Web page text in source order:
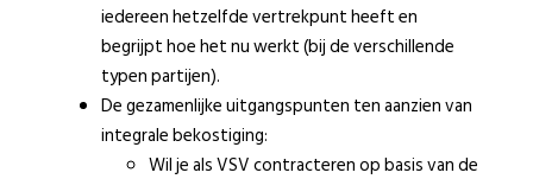
iedereen hetzelfde vertrekpunt heeft en
begrijpt hoe het nu werkt (bij de verschillende
typen partijen).
De gezamenlijke uitgangspunten ten aanzien van
integrale bekostiging:
Wil je als VSV contracteren op basis van de